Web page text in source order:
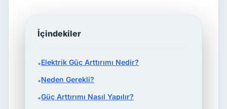
İçindekiler
•Elektrik Güç Arttırımı Nedir?
•Neden Gerekli?
•Güç Arttırımı Nasıl Yapılır?